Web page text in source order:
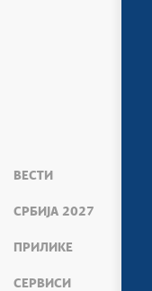
ВЕСТИ
СРБИЈА 2027
ПРИЛИКЕ
СЕРВИСИ